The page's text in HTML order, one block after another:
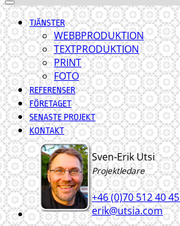
TJÄNSTER
WEBBPRODUKTION
TEXTPRODUKTION
PRINT
FOTO
REFERENSER
FÖRETAGET
SENASTE PROJEKT
KONTAKT
Sven-Erik Utsi
Projektledare
+46 (0)70 512 40 45
erik@utsia.com